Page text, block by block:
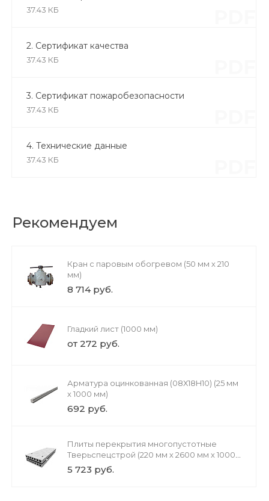
37.43 КБ
2. Сертификат качества
37.43 КБ
3. Сертификат пожаробезопасности
37.43 КБ
4. Технические данные
37.43 КБ
Рекомендуем
Кран с паровым обогревом (50 мм х 210
мм)
8 714 руб.
Гладкий лист (1000 мм)
от 272 руб.
Арматура оцинкованная (08Х18H10) (25 мм
х 1000 мм)
692 руб.
Плиты перекрытия многопустотные
Тверьспецстрой (220 мм х 2600 мм х 1000
мм)
5 723 руб.